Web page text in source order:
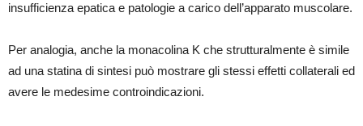
insufficienza epatica e patologie a carico dell’apparato muscolare.
Per analogia, anche la monacolina K che strutturalmente è simile
ad una statina di sintesi può mostrare gli stessi effetti collaterali ed
avere le medesime controindicazioni.